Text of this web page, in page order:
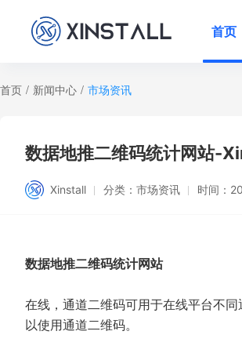
首页
首页 / 新闻中心 / 市场资讯
数据地推二维码统计网站-
Xinstall 分类： 市场资讯 时间：
数据地推二维码统计网站
在线，通道二维码可用于在线平台不
以使用通道二维码。